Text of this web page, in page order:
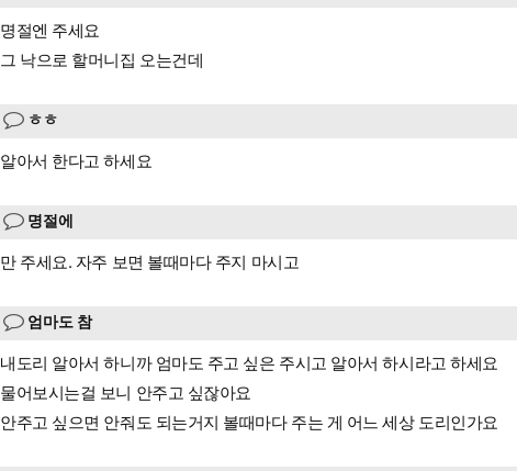
명절엔 주세요
그 낙으로 할머니집 오는건데
ㅎㅎ
알아서 한다고 하세요
명절에
만 주세요. 자주 보면 볼때마다 주지 마시고
엄마도 참
내도리 알아서 하니까 엄마도 주고 싶은 주시고 알아서 하시라고 하세요
물어보시는걸 보니 안주고 싶잖아요
안주고 싶으면 안줘도 되는거지 볼때마다 주는 게 어느 세상 도리인가요